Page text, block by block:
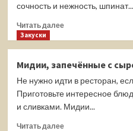
шпинатом
в
сочность и нежность, шпинат...
Читать далееПрочитать
запечённая
в
сливочно-
шпинатном
соусе
Закуски
Мидии, запечённые с
Не нужно идти в ресторан,
Приготовьте интересное
и сливками. Мидии...
Читать далееПрочитать